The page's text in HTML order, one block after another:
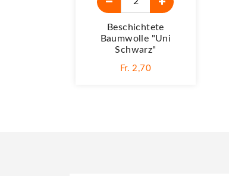
Beschichtete
Baumwolle "Uni
Schwarz"
Fr. 2,70